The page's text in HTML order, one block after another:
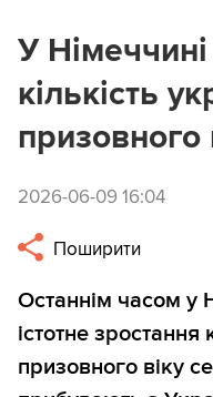
У
кількість
призовного
2026-06-09 16:04
Поширити
Останнім часом у
істотне зростання
призовного віку